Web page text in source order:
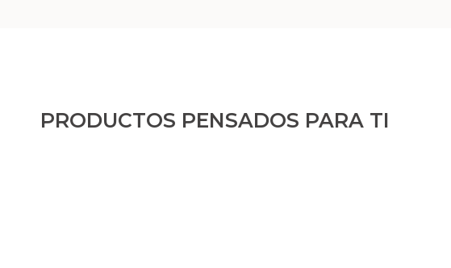
PRODUCTOS PENSADOS PARA TI